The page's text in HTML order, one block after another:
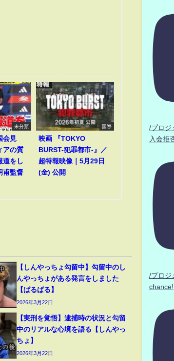
未分類
会見
アの質
道をし
甫監督
国際
映画 『TOKYO
BURST-犯罪都市-』／
超特報映像｜5月29日
(金) 公開
【しんやっちょ勾留中】勾留中のし
んやっちょがある発言をしました
【ぱるぱる】
2026年3月22日
【実刑を覚悟】逮捕時の状況と勾留
中のリアルな心境を語る【しんやっ
ちょ】
2026年3月22日
/プロ
入会拒
/プロジ
chance!